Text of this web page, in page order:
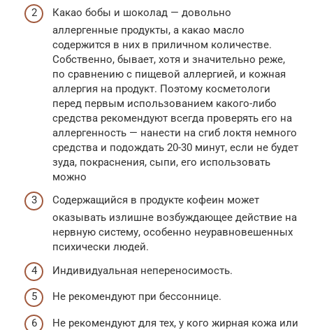
Какао бобы и шоколад — довольно
аллергенные продукты, а какао масло
содержится в них в приличном количестве.
Собственно, бывает, хотя и значительно реже,
по сравнению с пищевой аллергией, и кожная
аллергия на продукт. Поэтому косметологи
перед первым использованием какого-либо
средства рекомендуют всегда проверять его на
аллергенность — нанести на сгиб локтя немного
средства и подождать 20-30 минут, если не будет
зуда, покраснения, сыпи, его использовать
можно
Содержащийся в продукте кофеин может
оказывать излишне возбуждающее действие на
нервную систему, особенно неуравновешенных
психически людей.
Индивидуальная непереносимость.
Не рекомендуют при бессоннице.
Не рекомендуют для тех, у кого жирная кожа или